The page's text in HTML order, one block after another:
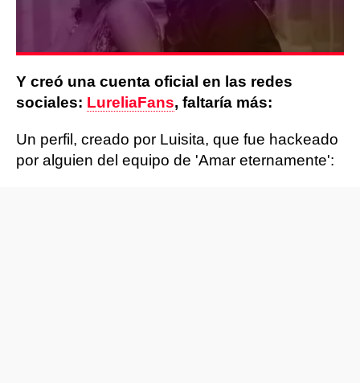
Y creó una cuenta oficial en las redes
sociales: LureliaFans, faltaría más:
Un perfil, creado por Luisita, que fue hackeado
por alguien del equipo de 'Amar eternamente':